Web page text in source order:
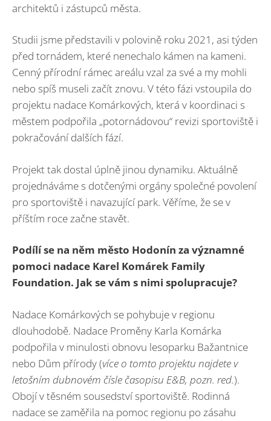
architektů i zástupců města.
Studii jsme představili v polovině roku 2021, asi týden
před tornádem, které nenechalo kámen na kameni.
Cenný přírodní rámec areálu vzal za své a my mohli
nebo spíš museli začít znovu. V této fázi vstoupila do
projektu nadace Komárkových, která v koordinaci s
městem podpořila „potornádovou“ revizi sportoviště i
pokračování dalších fází.
Projekt tak dostal úplně jinou dynamiku. Aktuálně
projednáváme s dotčenými orgány společné povolení
pro sportoviště i navazující park. Věříme, že se v
příštím roce začne stavět.
Podílí se na něm město Hodonín za významné
pomoci nadace Karel Komárek Family
Foundation. Jak se vám s nimi spolupracuje?
Nadace Komárkových se pohybuje v regionu
dlouhodobě. Nadace Proměny Karla Komárka
podpořila v minulosti obnovu lesoparku Bažantnice
nebo Dům přírody (více o tomto projektu najdete v
letošním dubnovém čísle časopisu E&B, pozn. red.).
Obojí v těsném sousedství sportoviště. Rodinná
nadace se zaměřila na pomoc regionu po zásahu